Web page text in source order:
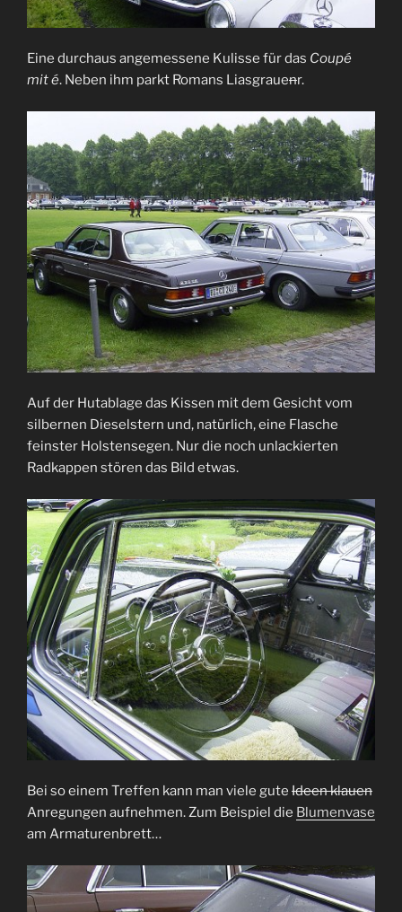
Eine durchaus angemessene Kulisse für das Coupé
mit é. Neben ihm parkt Romans Liasgrauenr.
Auf der Hutablage das Kissen mit dem Gesicht vom
silbernen Dieselstern und, natürlich, eine Flasche
feinster Holstensegen. Nur die noch unlackierten
Radkappen stören das Bild etwas.
Bei so einem Treffen kann man viele gute Ideen klauen
Anregungen aufnehmen. Zum Beispiel die Blumenvase
am Armaturenbrett…